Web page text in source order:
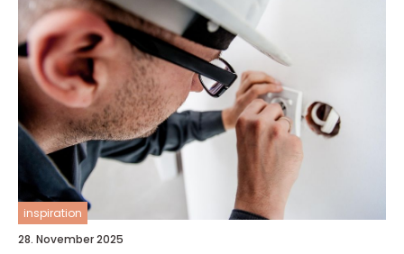
inspiration
28. November 2025